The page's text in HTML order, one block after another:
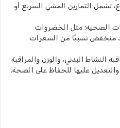
تشمل التمارين المشي السريع أو
الصحية: مثل الخضروات
منخفض نسبيًا من السعرات
النشاط البدني، والوزن والمراقبة
والتعديل عليها للحفاظ على الصحة.